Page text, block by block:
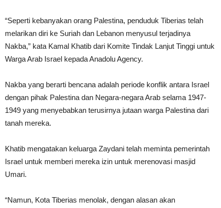
“Seperti kebanyakan orang Palestina, penduduk Tiberias telah
melarikan diri ke Suriah dan Lebanon menyusul terjadinya
Nakba,” kata Kamal Khatib dari Komite Tindak Lanjut Tinggi untuk
Warga Arab Israel kepada Anadolu Agency.
Nakba yang berarti bencana adalah periode konflik antara Israel
dengan pihak Palestina dan Negara-negara Arab selama 1947-
1949 yang menyebabkan terusirnya jutaan warga Palestina dari
tanah mereka.
Khatib mengatakan keluarga Zaydani telah meminta pemerintah
Israel untuk memberi mereka izin untuk merenovasi masjid
Umari.
“Namun, Kota Tiberias menolak, dengan alasan akan